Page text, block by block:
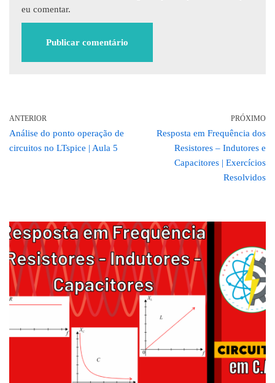
eu comentar.
ANTERIOR
Análise do ponto operação de
circuitos no LTspice | Aula 5
PRÓXIMO
Resposta em Frequência dos
Resistores – Indutores e
Capacitores | Exercícios
Resolvidos